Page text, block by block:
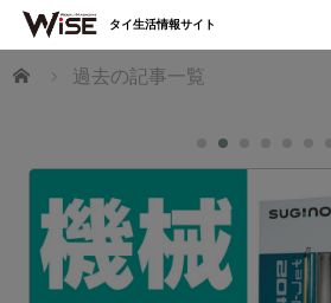
ホーム 過去の記事一覧
タイ生活情報サイト